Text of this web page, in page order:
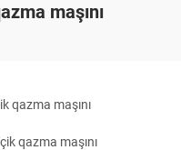
maşını
qazma maşını
qazma maşını